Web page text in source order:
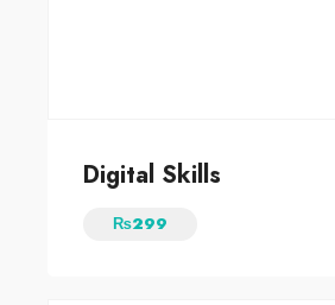
Digital Skills
₨299